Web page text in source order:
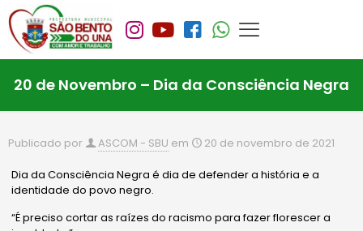
20 de Novembro – Dia da Consciência Negra
Publicado por ASCOM - SBU em 20 de novembro de 2021
Dia da Consciência Negra é dia de defender a história e a
identidade do povo negro.
“É preciso cortar as raízes do racismo para fazer florescer a